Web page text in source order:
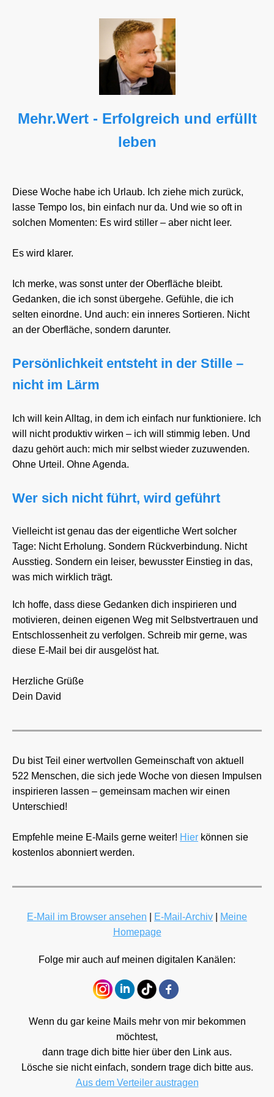
Mehr.Wert - Erfolgreich und erfüllt
leben
Diese Woche habe ich Urlaub. Ich ziehe mich zurück,
lasse Tempo los, bin einfach nur da. Und wie so oft in
solchen Momenten: Es wird stiller – aber nicht leer.
Es wird klarer.
Ich merke, was sonst unter der Oberfläche bleibt.
Gedanken, die ich sonst übergehe. Gefühle, die ich
selten einordne. Und auch: ein inneres Sortieren. Nicht
an der Oberfläche, sondern darunter.
Persönlichkeit entsteht in der Stille –
nicht im Lärm
Ich will kein Alltag, in dem ich einfach nur funktioniere. Ich
will nicht produktiv wirken – ich will stimmig leben. Und
dazu gehört auch: mich mir selbst wieder zuzuwenden.
Ohne Urteil. Ohne Agenda.
Wer sich nicht führt, wird geführt
Vielleicht ist genau das der eigentliche Wert solcher
Tage: Nicht Erholung. Sondern Rückverbindung. Nicht
Ausstieg. Sondern ein leiser, bewusster Einstieg in das,
was mich wirklich trägt.
Ich hoffe, dass diese Gedanken dich inspirieren und
motivieren, deinen eigenen Weg mit Selbstvertrauen und
Entschlossenheit zu verfolgen. Schreib mir gerne, was
diese E-Mail bei dir ausgelöst hat.
Herzliche Grüße
Dein David
Du bist Teil einer wertvollen Gemeinschaft von aktuell
522 Menschen, die sich jede Woche von diesen Impulsen
inspirieren lassen – gemeinsam machen wir einen
Unterschied!
Empfehle meine E-Mails gerne weiter! Hier können sie
kostenlos abonniert werden.
E-Mail im Browser ansehen E-Mail-Archiv
Meine
Homepage
Folge mir auch auf meinen digitalen Kanälen:
Wenn du gar keine Mails mehr von mir bekommen
möchtest,
dann trage dich bitte hier über den Link aus.
Lösche sie nicht einfach, sondern trage dich bitte aus.
Aus dem Verteiler austragen